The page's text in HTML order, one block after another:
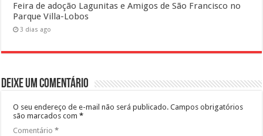
Feira de adoção Lagunitas e Amigos de São Francisco no
Parque Villa-Lobos
3 dias ago
Deixe um comentário
O seu endereço de e-mail não será publicado. Campos obrigatórios
são marcados com*
Comentário*